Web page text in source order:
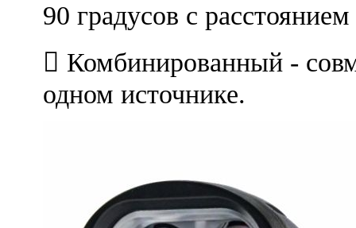
90 градусов с
 Комбинированный -
одном источнике.